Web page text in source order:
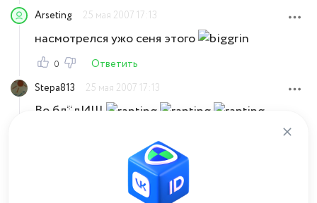
Arseting
25 мая 2007 17:13
насмотрелся ужо сеня этого
0
Ответить
Stepa813
25 мая 2007 17:13
Во бл*дИ!!!
25 мая 2007 17:17
Римский разврат!!!